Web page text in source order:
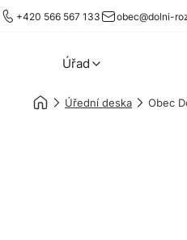
+420 566 567 133 obec@dolni-
Úřad
Úřední deska Obec